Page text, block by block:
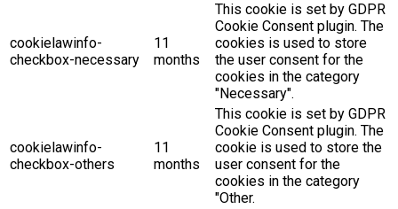
cookielawinfo-
checkbox-necessary
11
months
This cookie is set by GDPR
Cookie Consent plugin. The
cookies is used to store
the user consent for the
cookies in the category
"Necessary".
cookielawinfo-
checkbox-others
11
months
This cookie is set by GDPR
Cookie Consent plugin. The
cookie is used to store the
user consent for the
cookies in the category
"Other.